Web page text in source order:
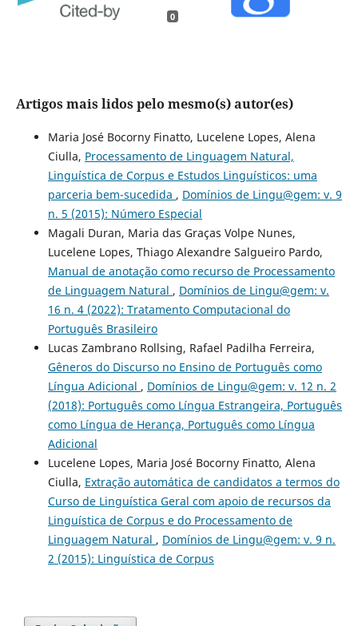
0
Artigos mais lidos pelo mesmo(s) autor(es)
Maria José Bocorny Finatto, Lucelene Lopes, Alena
Ciulla, Processamento de Linguagem Natural,
Linguística de Corpus e Estudos Linguísticos: uma
parceria bem-sucedida , Domínios de Lingu@gem: v. 9
n. 5 (2015): Número Especial
Magali Duran, Maria das Graças Volpe Nunes,
Lucelene Lopes, Thiago Alexandre Salgueiro Pardo,
Manual de anotação como recurso de Processamento
de Linguagem Natural , Domínios de Lingu@gem: v.
16 n. 4 (2022): Tratamento Computacional do
Português Brasileiro
Lucas Zambrano Rollsing, Rafael Padilha Ferreira,
Gêneros do Discurso no Ensino de Português como
Língua Adicional , Domínios de Lingu@gem: v. 12 n. 2
(2018): Português como Língua Estrangeira, Português
como Língua de Herança, Português como Língua
Adicional
Lucelene Lopes, Maria José Bocorny Finatto, Alena
Ciulla, Extração automática de candidatos a termos do
Curso de Linguística Geral com apoio de recursos da
Linguística de Corpus e do Processamento de
Linguagem Natural , Domínios de Lingu@gem: v. 9 n.
2 (2015): Linguística de Corpus